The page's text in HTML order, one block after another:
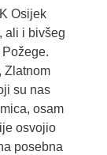
Osijek
ali i bivšeg
Zlatnom
su nas
osam
osvojio
posebna